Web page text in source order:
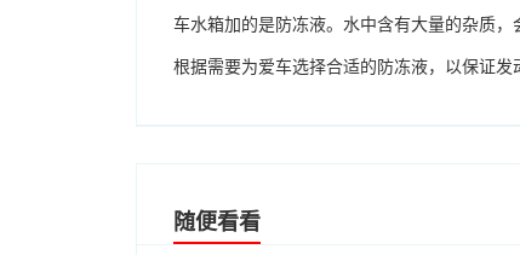
车水箱加的是防冻液。水中含有大量的杂质
根据需要为爱车选择合适的防冻液，以保证发
随便看看